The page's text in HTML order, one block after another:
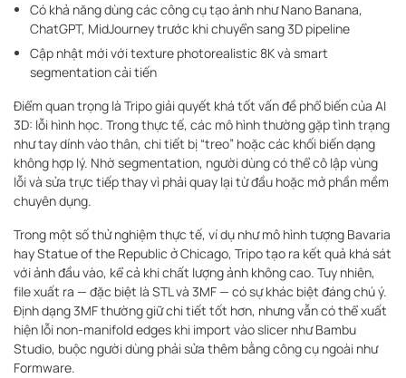
Có khả năng dùng các công cụ tạo ảnh như Nano Banana,
ChatGPT, MidJourney trước khi chuyển sang 3D pipeline
Cập nhật mới với texture photorealistic 8K và smart
segmentation cải tiến
Điểm quan trọng là Tripo giải quyết khá tốt vấn đề phổ biến của AI
3D: lỗi hình học. Trong thực tế, các mô hình thường gặp tình trạng
như tay dính vào thân, chi tiết bị “treo” hoặc các khối biến dạng
không hợp lý. Nhờ segmentation, người dùng có thể cô lập vùng
lỗi và sửa trực tiếp thay vì phải quay lại từ đầu hoặc mở phần mềm
chuyên dụng.
Trong một số thử nghiệm thực tế, ví dụ như mô hình tượng Bavaria
hay Statue of the Republic ở Chicago, Tripo tạo ra kết quả khá sát
với ảnh đầu vào, kể cả khi chất lượng ảnh không cao. Tuy nhiên,
file xuất ra — đặc biệt là STL và 3MF — có sự khác biệt đáng chú ý.
Định dạng 3MF thường giữ chi tiết tốt hơn, nhưng vẫn có thể xuất
hiện lỗi non-manifold edges khi import vào slicer như Bambu
Studio, buộc người dùng phải sửa thêm bằng công cụ ngoài như
Formware.